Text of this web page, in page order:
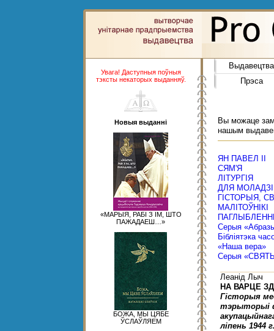
Увага! Даступныя поўныя
тэксты некаторых выданняў.
Новыя выданні
«МАРЫЯ, РАБІ З ІМ, ШТО
ПАЖАДАЕШ…»
БОЖА, МЫ ЦЯБЕ
ЎСЛАЎЛЯЕМ
Выдавецтва
Прэса
Вы можаце
нашым
ЯН ПАВЕЛ ІІ
СЯМ'Я
ЛІТУРГІЯ
ДЛЯ МОЛАДЗІ
ГІСТОРЫЯ,
МАЛІТОЎНІКІ
Серыя
Бібліятэка
«Наша вера»
Серыя
Леанід Лыч
НА ВАРЦЕ
Гісторыя
тэрыторыі
ліпень 1944